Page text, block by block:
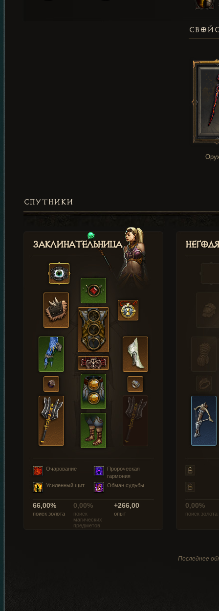
СПУТНИКИ
Заклинательница
Очарование
Пророческая
гармония
Усиленный щит
Обман судьбы
66,00%
поиск золота
0,00%
поиск
магических
предметов
+266,00
опыт
0,00%
поиск золота
Последнее